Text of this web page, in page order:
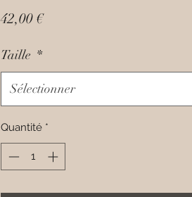
42,00 €Prix
Taille *
Sélectionner
Quantité *